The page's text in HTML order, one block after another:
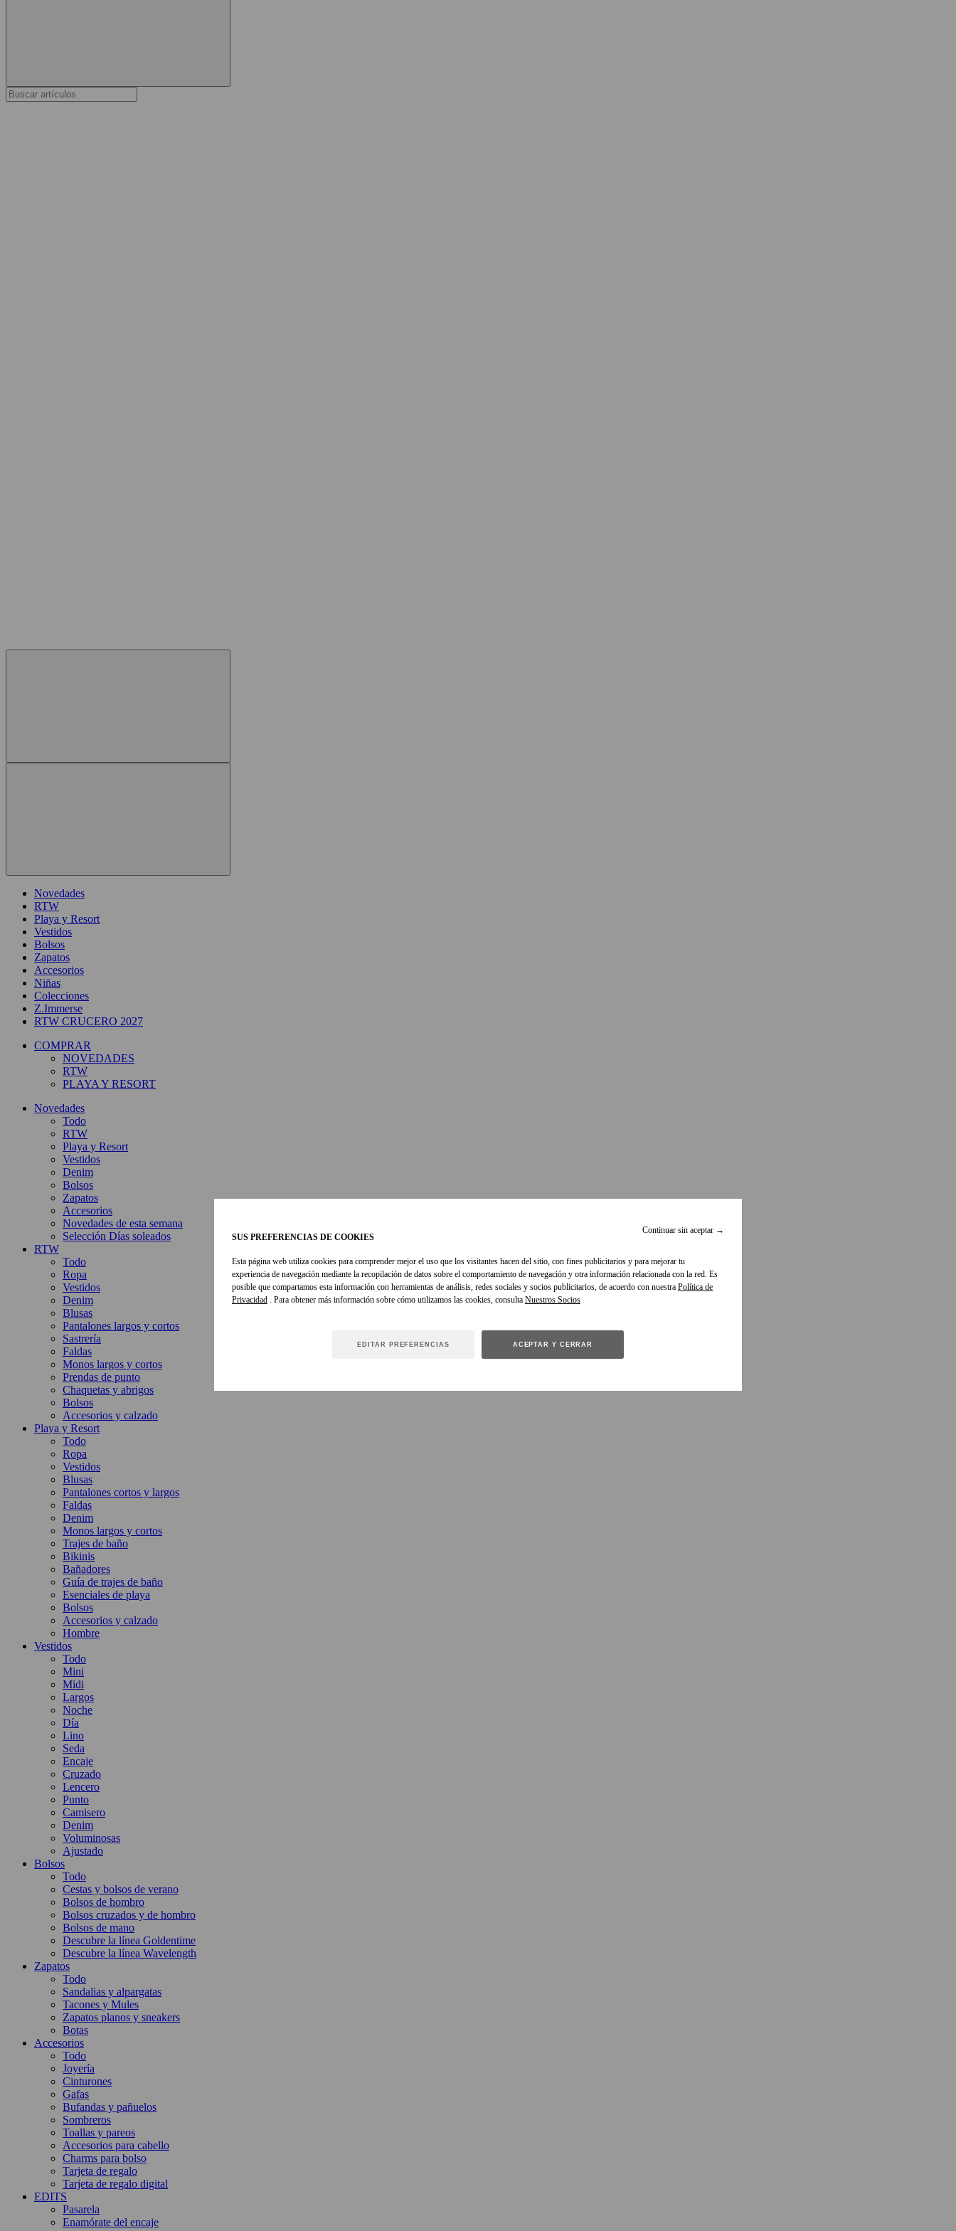
Continuar sin aceptar →
SUS PREFERENCIAS DE COOKIES
Esta página web utiliza cookies para comprender mejor el uso que los visitantes hacen del sitio, con fines publicitarios y para mejorar tu
experiencia de navegación mediante la recopilación de datos sobre el comportamiento de navegación y otra información relacionada con la red. Es
posible que compartamos esta información con herramientas de análisis, redes sociales y socios publicitarios, de acuerdo con nuestra Política de
Privacidad . Para obtener más información sobre cómo utilizamos las cookies, consulta
EDITAR PREFERENCIAS ACEPTAR Y CERRAR
Novedades
RTW
Playa y Resort
Vestidos
Bolsos
Zapatos
Accesorios
Niñas
Colecciones
Z.Immerse
RTW CRUCERO 2027
COMPRAR
NOVEDADES
RTW
PLAYA Y RESORT
Novedades
Todo
RTW
Playa y Resort
Vestidos
Denim
Bolsos
Zapatos
Accesorios
Novedades de esta semana
Selección Días soleados
RTW
Todo
Ropa
Vestidos
Denim
Blusas
Pantalones largos y cortos
Sastrería
Faldas
Monos largos y cortos
Prendas de punto
Chaquetas y abrigos
Bolsos
Accesorios y calzado
Playa y Resort
Todo
Ropa
Vestidos
Blusas
Pantalones cortos y largos
Faldas
Denim
Monos largos y cortos
Trajes de baño
Bikinis
Bañadores
Guía de trajes de baño
Esenciales de playa
Bolsos
Accesorios y calzado
Hombre
Vestidos
Todo
Mini
Midi
Largos
Noche
Día
Lino
Seda
Encaje
Cruzado
Lencero
Punto
Camisero
Denim
Voluminosas
Ajustado
Bolsos
Todo
Cestas y bolsos de verano
Bolsos de hombro
Bolsos cruzados y de hombro
Bolsos de mano
Descubre la línea Goldentime
Descubre la línea Wavelength
Zapatos
Todo
Sandalias y alpargatas
Tacones y Mules
Zapatos planos y sneakers
Botas
Accesorios
Todo
Joyería
Cinturones
Gafas
Bufandas y pañuelos
Sombreros
Toallas y pareos
Accesorios para cabello
Charms para bolso
Tarjeta de regalo
Tarjeta de regalo digital
EDITS
Pasarela
Enamórate del encaje